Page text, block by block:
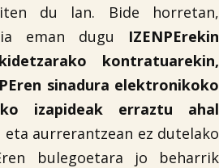
du lan. Bide horretan,
eman dugu IZENPErekin
kontratuarekin,
sinadura elektronikoko
izapideak erraztu ahal
eta aurrerantzean ez dutelako
bulegoetara jo beharrik